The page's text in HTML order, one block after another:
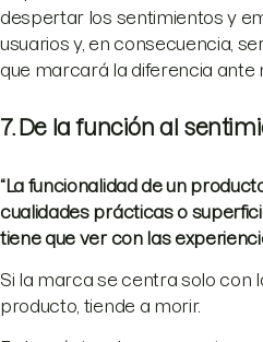
despertar los sentimientos y
usuarios y, en consecuencia,
que marcará la diferencia ante
7. De la función al
“La funcionalidad de un
cualidades prácticas o
tiene que ver con las
Si la marca se centra solo con
producto, tiende a morir.